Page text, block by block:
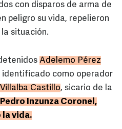
con disparos de arma de
peligro su vida, repelieron
situación.
Adelemo Pérez
identificado como operador
Castillo, sicario de la
Pedro Inzunza Coronel,
la vida.